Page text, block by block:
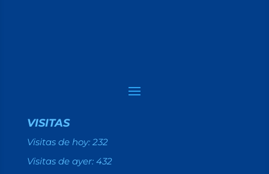
VISITAS
Visitas de hoy: 232
Visitas de ayer: 432